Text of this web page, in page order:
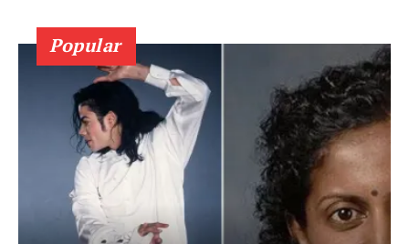
Popular